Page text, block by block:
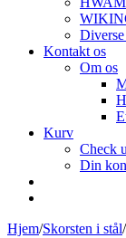
Kontakt os
Om os
Kurv
Check
Din
Hjem/Skorsten i stål/